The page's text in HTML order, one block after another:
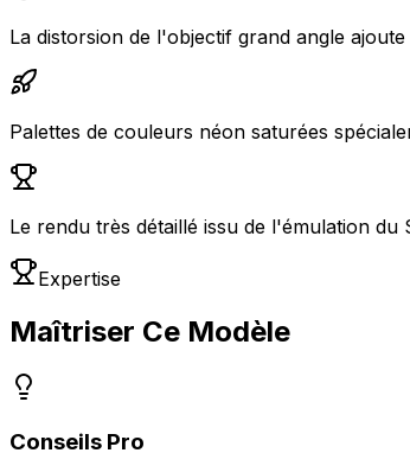
La distorsion de l'objectif grand angle
Palettes de couleurs néon saturées
Le rendu très détaillé issu de l'émulation
Expertise
Maîtriser Ce Modèle
Conseils Pro